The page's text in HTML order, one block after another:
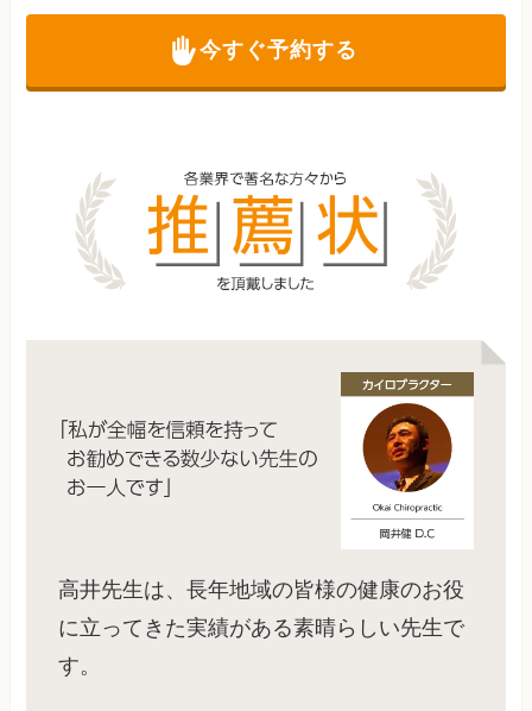
今すぐ予約する
高井先生は、長年地域の皆様の健康のお役
に立ってきた実績がある素晴らしい先生で
す。